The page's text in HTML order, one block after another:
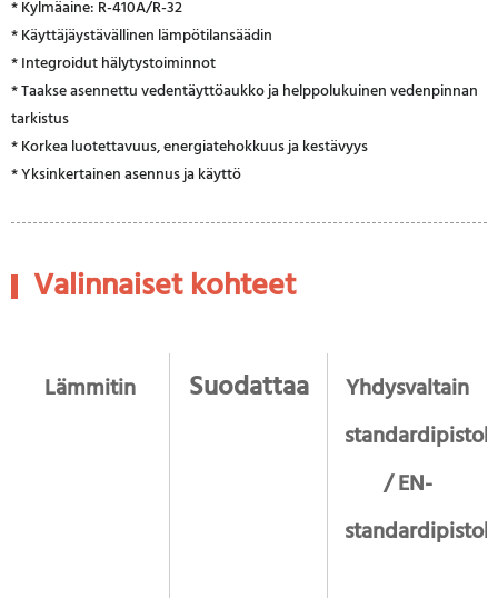
* Kylmäaine: R-410A/R-32
* Käyttäjäystävällinen lämpötilansäädin
* Integroidut hälytystoiminnot
* Taakse asennettu vedentäyttöaukko ja helppolukuinen vedenpinnan
tarkistus
* Korkea luotettavuus, energiatehokkuus ja kestävyys
* Yksinkertainen asennus ja käyttö
Valinnaiset kohteet
Lämmitin Suodattaa
Yhdysvaltain
/ EN-